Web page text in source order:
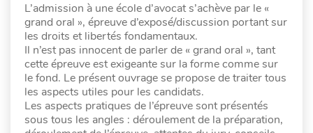
L’admission à une école d’avocat s’achève par le «
grand oral », épreuve d’exposé/discussion portant sur
les droits et libertés fondamentaux.
Il n’est pas innocent de parler de « grand oral », tant
cette épreuve est exigeante sur la forme comme sur
le fond. Le présent ouvrage se propose de traiter tous
les aspects utiles pour les candidats.
Les aspects pratiques de l’épreuve sont présentés
sous tous les angles : déroulement de la préparation,